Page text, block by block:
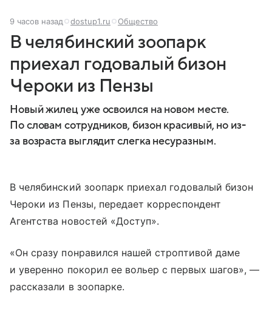
9 часов назад dostup1.ru Общество
В челябинский зоопарк
приехал годовалый бизон
Чероки из Пензы
Новый жилец уже освоился на новом месте.
По словам сотрудников, бизон красивый, но из-
за возраста выглядит слегка несуразным.
В челябинский зоопарк приехал годовалый бизон
Чероки из Пензы, передает корреспондент
Агентства новостей «Доступ».
«Он сразу понравился нашей строптивой даме
и уверенно покорил ее вольер с первых шагов», —
рассказали в зоопарке.